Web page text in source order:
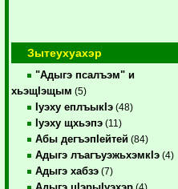
Зытеухуахэр
"Адыгэ псалъэм" и
хьэщIэщым (5)
Iуэху еплъыкIэ (48)
Iуэху щхьэпэ (11)
Абы дегъэпIейтей (84)
Адыгэ лъагъуэжьхэмкIэ (4)
Адыгэ хабзэ (7)
(4)